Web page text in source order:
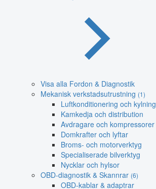
Visa alla Fordon & Diagnostik
Mekanisk verkstadsutrustning (1)
Luftkonditionering och kylning
Kamkedja och distribution
Avdragare och kompressorer
Domkrafter och lyftar
Broms- och motorverktyg
Specialiserade bilverktyg
Nycklar och hylsor
OBD-diagnostik & Skannrar (6)
OBD-kablar & adaptrar